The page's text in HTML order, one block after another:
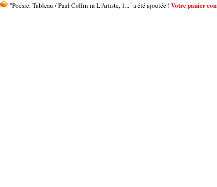
"Poésie: Tableau / Paul Collin in L'Artiste, 1..." a été ajoutée ! Votre panier